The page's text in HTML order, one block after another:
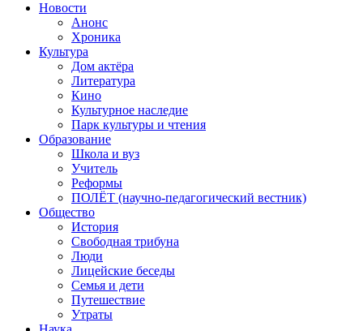
Новости
Анонс
Хроника
Культура
Дом актёра
Литература
Кино
Культурное наследие
Парк культуры и чтения
Образование
Школа и вуз
Учитель
Реформы
ПОЛЁТ (научно-педагогический вестник)
Общество
История
Свободная трибуна
Люди
Лицейские беседы
Семья и дети
Путешествие
Утраты